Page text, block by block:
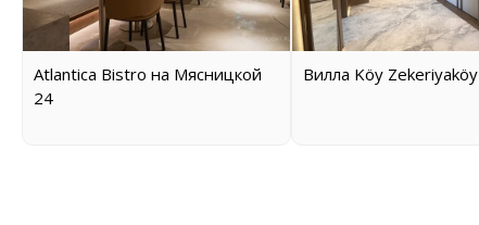
Atlantica Bistro на Мясницкой
24
Вилла Köy Zekeriyaköy